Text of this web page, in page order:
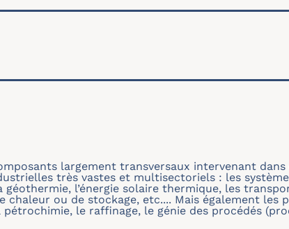
largement transversaux intervenant
très vastes et multisectoriels : les
l’énergie solaire thermique, les
chaleur ou de stockage, etc.... Mais également les
le raffinage, le génie des procédés